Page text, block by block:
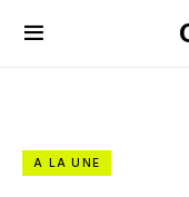
A LA UNE